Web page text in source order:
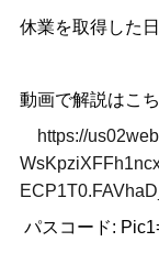
休業を取得した
動画で解説はこ
https://
パスコード: